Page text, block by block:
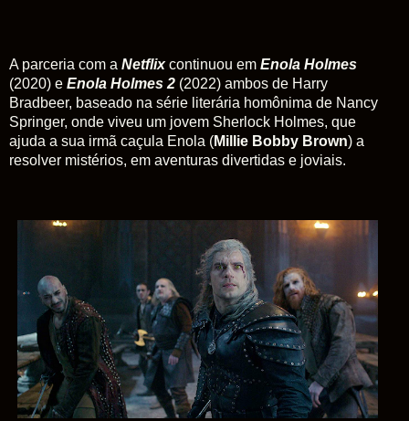
A parceria com a Netflixcontinuou em Enola Holmes
(2020) e Enola Holmes 2 (2022) ambos de Harry
Bradbeer, baseado na série literária homônima de Nancy
Springer, onde viveu um jovem Sherlock Holmes, que
ajuda a sua irmã caçula Enola (Millie Bobby Brown) a
resolver mistérios, em aventuras divertidas e joviais.